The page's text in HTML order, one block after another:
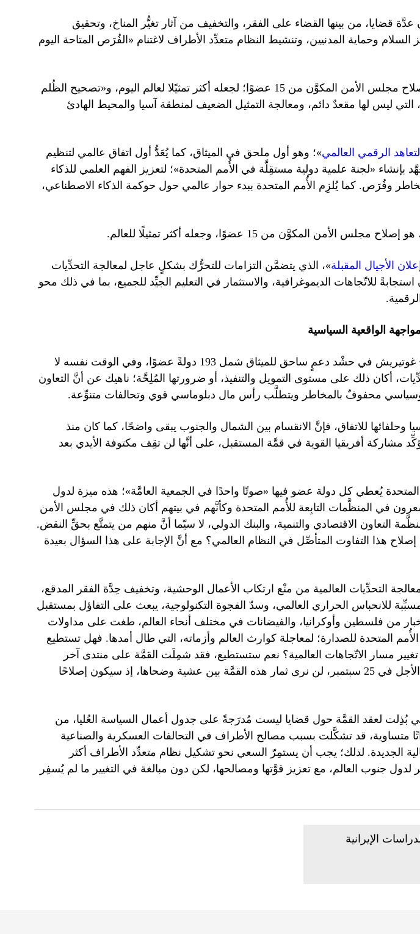
56 إجراءً بشأن عدَّة قضايا، من بينها القضاء على الفقر، والتخفيف من آثار تغيُّر المناخ، وتحقيق
السلام وحماية المدنيين، وتنشيط النظام متعدِّد الأطراف لاغتنام «الفُرَص المتاحة اليوم
وتُلزِم الاتفاقية قادةَ العالم بإصلاح مجلس الأمن المكوَّن من 15 عضوًا؛ لجعله أكثر تمثيًلا لعالم اليوم، و«تصحيح الظُلم
التي ليس لها مقعدٌ دائم، ومعالجة التمثيل الضعيف لمنطقة آسيا والمحيط الهادئ
التعاهد الرقمي العالمي»؛ وهو أول ملحق في الميثاق، كما يُعَدُّ أول اتفاق عالمي لتنظيم
بإنشاء «لجنة علمية دولية مستقِلَّة في الأُمم المتحدة»؛ لتعزيز الفهم العلمي للذكاء
وفُرَص. كما يُلزِم الأُمم المتحدة ببدء حوار عالمي حول حوكمة الذكاء الاصطناعي،
المكوَّن من 15 عضوًا، وجعله أكثر تمثيلًا للعالم.
إعلان الأجيال المقبلة»، الذي يتضمَّن التزامات للتحرُّك بشكلٍ عاجل لمعالجة التحدِّيات
استجابةً للاتّجاهات الديموغرافية، والاستثمار في التعليم الجيِّد للجميع، بما في ذلك محو
الواقعية السياسية
لا يمكن لأحد التقليل من نجاح غوتيريش في حشْد دعمٍ ساحق للميثاق شمل 193 دولةً عضوًا، وفي الوقت نفسه لا
أكان ذلك على مستوى التمويل والتنفيذ، أو ضرورتها المُلِحَّة؛ ناهيك عن أنَّ التعاون
محفوفٌ بالمخاطر ويتطلَّب رأس مال دبلوماسي قوي وتحالفات متنوِّعة.
للاتفاق، فإنَّ الانقسام بين الشمال والجنوب يبقى واضحًا، كما كان منذ
مشاركة أفريقيا القوية في قمَّة المستقبل، على أنَّها لن تقِف مكتوفة الأيدي بعد
المتحدة يُعطي كل دولة عضو فيها «صوتًا واحدًا في الجمعية العامَّة»؛ هذه ميزة لدول
في المنظَّمات التابِعة للأُمم المتحدة وكأنَّهم في بيتهم أكان ذلك في مجلس الأمن
التعاون الاقتصادي والتنمية، والبنك الدولي، لا سيّما أنَّ منهم من يتمتَّع بحقِّ النقض.
هذا التفاوت المتأصِّل في النظام العالمي؟ مع أنَّ الإجابة على هذا السؤال بعيدة
التحدِّيات العالمية من منْع ارتكاب الأعمال الوحشية، وتخفيف حِدَّة الفقر المدقع،
للانحباس الحراري العالمي، وسدّ الفجوة التكنولوجية، يبعث على التفاؤل بمستقبل
من فلسطين وأوكرانيا، والفيضانات في مختلف أنحاء العالم، طغت على مداولات
المتحدة للصدارة؛ لمعاجلة كوارث العالم وأزماته، التي طال أمدها. فهل تستطيع
تغيير مسار الاتّجاهات العالمية؟ نعم ستستطيع، فقد شمِلَت القمَّة على منتدى آخر
لمناقشة عملية إصلاح طويلة الأجل في 25 سبتمبر، لن نرى ثمار هذه القمَّة بين عشية وضحاها، إذ سيكون إصلاحًا
التي بُذِلت لعقد القمَّة حول قضايا ليست مُدرَجةً على جدول أعمال السياسة العُليا، من
متساوية، قد تشكَّلت بسبب مصالح الأطراف في التحالفات العسكرية والصناعية
الجديدة. لذلك؛ يجب أن يستمِرّ السعي نحو تشكيل نظام متعدِّد الأطراف أكثر
جنوب العالم، مع تعزيز قوَّتها ومصالحها، لكن دون مبالغة في التغيير ما لم يُسفِر
الإيرانية